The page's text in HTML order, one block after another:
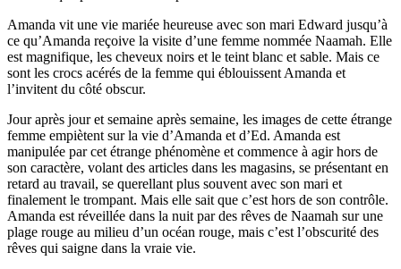
Amanda vit une vie mariée heureuse avec son mari Edward jusqu’à
ce qu’Amanda reçoive la visite d’une femme nommée Naamah. Elle
est magnifique, les cheveux noirs et le teint blanc et sable. Mais ce
sont les crocs acérés de la femme qui éblouissent Amanda et
l’invitent du côté obscur.
Jour après jour et semaine après semaine, les images de cette étrange
femme empiètent sur la vie d’Amanda et d’Ed. Amanda est
manipulée par cet étrange phénomène et commence à agir hors de
son caractère, volant des articles dans les magasins, se présentant en
retard au travail, se querellant plus souvent avec son mari et
finalement le trompant. Mais elle sait que c’est hors de son contrôle.
Amanda est réveillée dans la nuit par des rêves de Naamah sur une
plage rouge au milieu d’un océan rouge, mais c’est l’obscurité des
rêves qui saigne dans la vraie vie.